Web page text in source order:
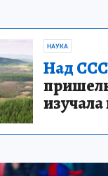
НАУКА
Над